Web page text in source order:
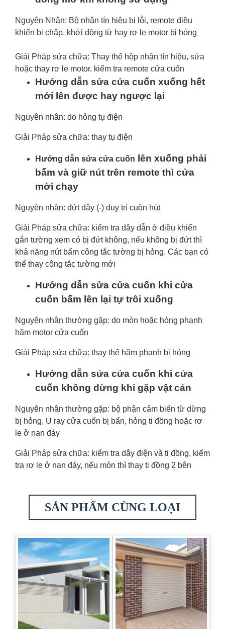
Nguyên Nhân: Bộ nhận tín hiệu bị lỗi, remote điều
khiển bị chập, khởi động từ hay rơ le motor bị hỏng
Giải Pháp sửa chữa: Thay thế hộp nhận tín hiệu, sửa
hoặc thay rơ le motor, kiểm tra remote cửa cuốn
Hướng dẫn sửa cửa cuốn xuống hết
mới lên được hay ngược lại
Nguyên nhân: do hỏng tụ điện
Giải Pháp sửa chữa: thay tụ điện
Hướng dẫn sửa cửa cuốn
lên xuống phải
bấm và giữ nút trên remote thì cửa
mới chạy
Nguyên nhân: đứt dây (-) duy trì cuộn hút
Giải Pháp sửa chữa: kiểm tra dây dẫn ở điều khiển
gắn tường xem có bị đứt không, nếu không bị đứt thì
khả năng nút bấm công tắc tường bị hỏng. Các bạn có
thể thay công tắc tường mới
Hướng dẫn sửa cửa cuốn khi cửa
cuốn bấm lên lại tự trôi xuống
Nguyên nhân thường gặp: do mòn hoặc hỏng phanh
hãm motor cửa cuốn
Giải Pháp sửa chữa: thay thế hãm phanh bị hỏng
Hướng dẫn sửa cửa cuốn khi cửa
cuốn không dừng khi gặp vật cản
Nguyên nhân thường gặp: bộ phận cảm biến từ dừng
bị hỏng, U ray cửa cuốn bị bẩn, hỏng ti đồng hoặc rơ
le ở nan đáy
Giải Pháp sửa chữa: kiểm tra dây điện và ti đồng, kiểm
tra rơ le ở nan đáy, nếu mòn thì thay ti đồng 2 bên
SẢN PHẨM CÙNG LOẠI